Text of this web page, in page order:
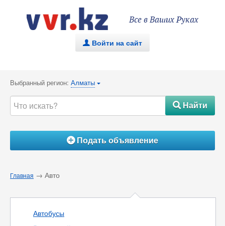
Все в Ваших Руках
. Войти на сайт
Выбранный регион: Алматы {
#Найти
ÁПодать объявление
Главная → Авто
Автобусы